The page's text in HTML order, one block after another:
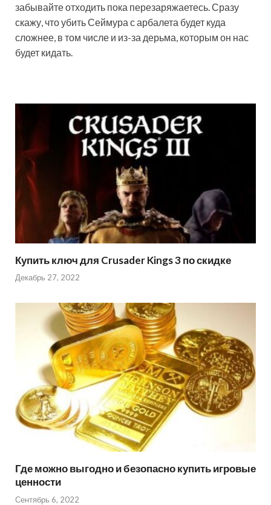
забывайте отходить пока перезаряжаетесь. Сразу
скажу, что убить Сеймура с арбалета будет куда
сложнее, в том числе и из-за дерьма, которым он нас
будет кидать.
Купить ключ для Crusader Kings 3 по скидке
Декабрь 27, 2022
Где можно выгодно и безопасно купить игровые
ценности
Сентябрь 6, 2022